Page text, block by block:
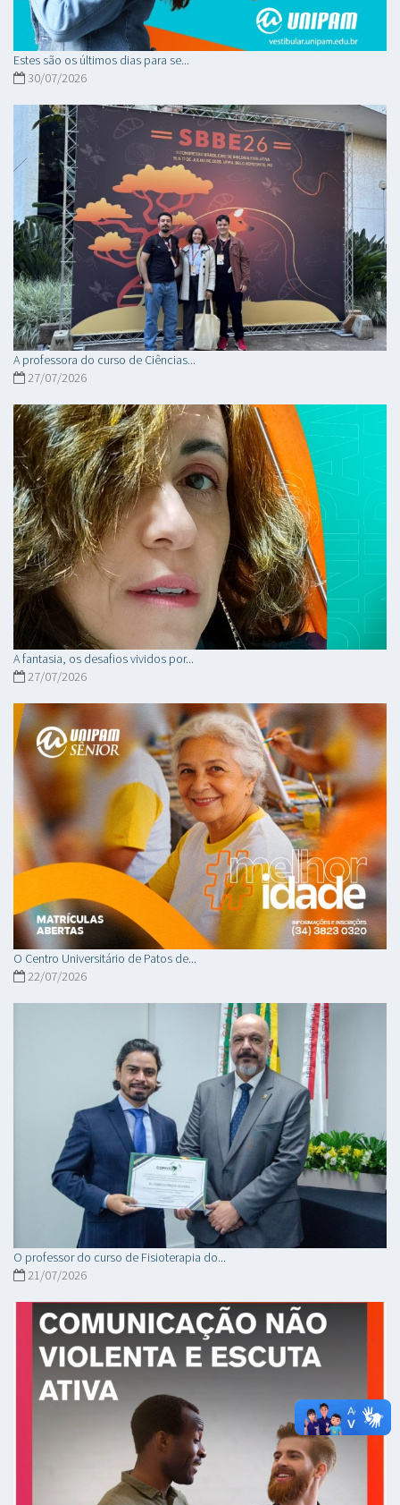
Estes são os últimos dias para se...
30/07/2026
A professora do curso de Ciências...
27/07/2026
A fantasia, os desafios vividos por...
27/07/2026
O Centro Universitário de Patos de...
22/07/2026
O professor do curso de Fisioterapia do...
21/07/2026